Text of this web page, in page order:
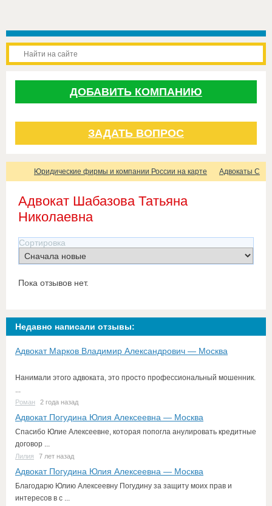
ДОБАВИТЬ КОМПАНИЮ
ЗАДАТЬ ВОПРОС
Юридические фирмы и компании России на карте Адвокаты
Адвокат Шабазова Татьяна
Николаевна
Сортировка
Пока отзывов нет.
Недавно написали отзывы:
Адвокат Марков Владимир Александрович — Москва
Нанимали этого адвоката, это просто профессиональный мошенник.
...
Роман 2 года назад
Адвокат Погудина Юлия Алексеевна — Москва
Спасибо Юлие Алексеевне, которая попогла анулировать кредитные
договор ...
Лилия 7 лет назад
Адвокат Погудина Юлия Алексеевна — Москва
Благодарю Юлию Алексеевну Погудину за защиту моих прав и
интересов в с ...